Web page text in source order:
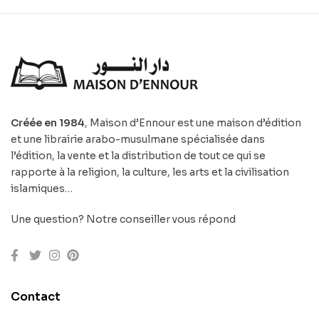
Créée en 1984, Maison d’Ennour est une maison d’édition
et une librairie arabo-musulmane spécialisée dans
l’édition, la vente et la distribution de tout ce qui se
rapporte à la religion, la culture, les arts et la civilisation
islamiques…
Une question? Notre conseiller vous répond
Contact